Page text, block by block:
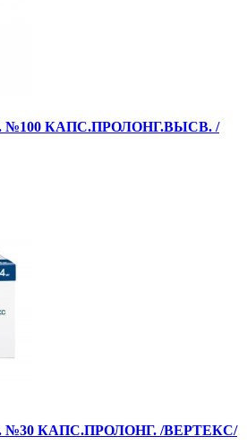
№100 КАПС.ПРОЛОНГ.ВЫСВ. /
№30 КАПС.ПРОЛОНГ. /ВЕРТЕКС/